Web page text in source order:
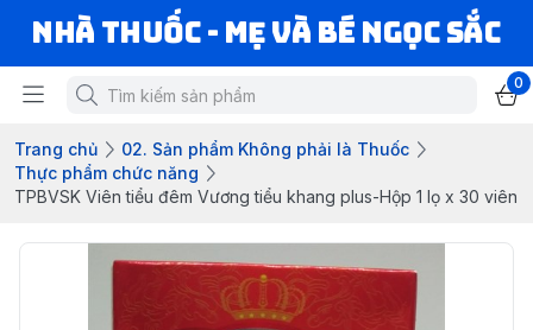
Nhà Thuốc - Mẹ và Bé Ngọc Sắc
0
Trang chủ
02. Sản phẩm Không phải là Thuốc
Thực phẩm chức năng
TPBVSK Viên tiểu đêm Vương tiểu khang plus-Hộp 1 lọ x 30 viên